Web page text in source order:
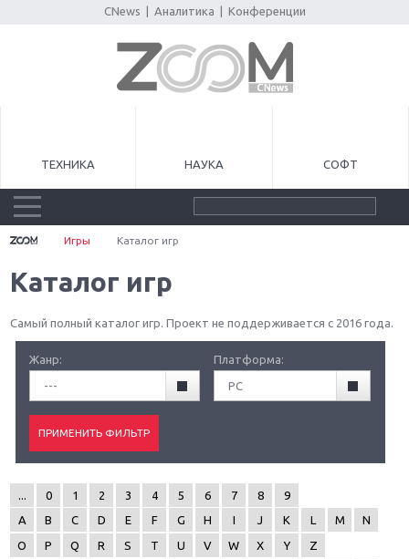
CNews Аналитика Конференции
ТЕХНИКА НАУКА СОФТ
Игры Каталог игр
Каталог игр
Самый полный каталог игр. Проект не поддерживается с 2016 года.
Жанр:
---
Платформа:
PC
0 1 2 3 4 5 6 7 8
9
A
B C D E F G H I J K L M
N
O
P Q R S T U V W X Y
Z